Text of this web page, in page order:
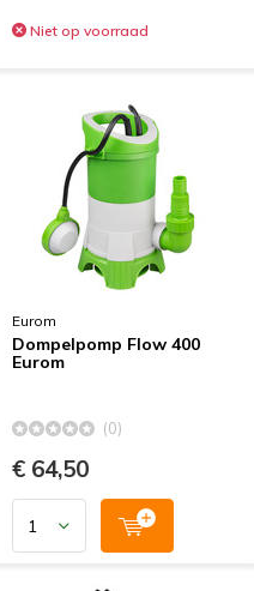
Niet op voorraad
Eurom
Dompelpomp Flow 400
Eurom
(0)
€ 64,50